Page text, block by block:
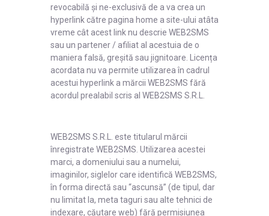
revocabilă și ne-exclusivă de a va crea un
hyperlink către pagina home a site-ului atâta
vreme cât acest link nu descrie WEB2SMS
sau un partener / afiliat al acestuia de o
maniera falsă, greșită sau jignitoare. Licența
acordata nu va permite utilizarea în cadrul
acestui hyperlink a mărcii WEB2SMS fără
acordul prealabil scris al WEB2SMS S.R.L.
WEB2SMS S.R.L. este titularul mărcii
înregistrate WEB2SMS. Utilizarea acestei
marci, a domeniului sau a numelui,
imaginilor, siglelor care identifică WEB2SMS,
în forma directă sau “ascunsă” (de tipul, dar
nu limitat la, meta taguri sau alte tehnici de
indexare, căutare web) fără permisiunea